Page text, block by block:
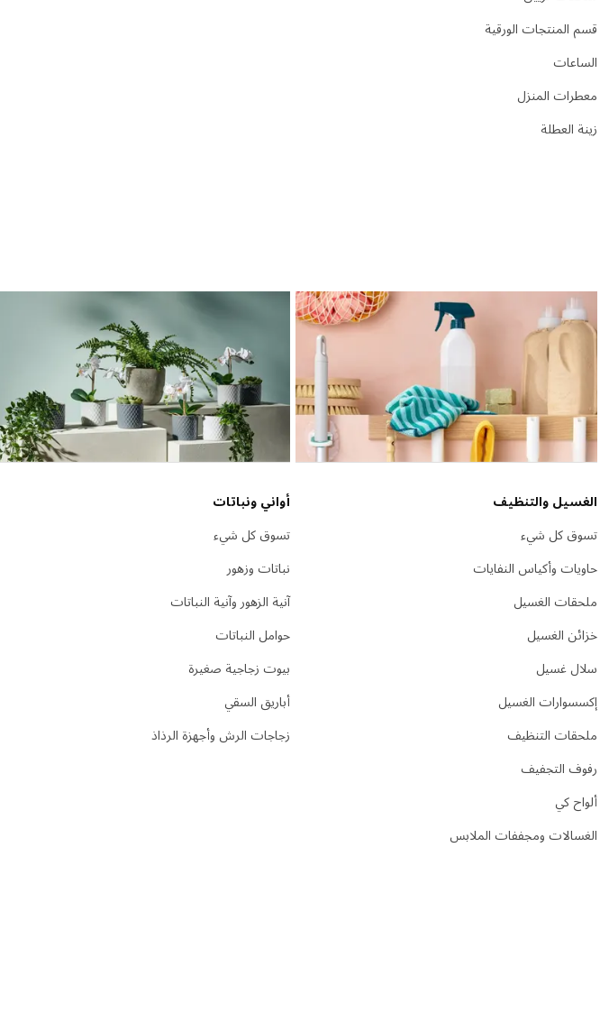
قسم المنتجات الورقية
الساعات
معطرات المنزل
زينة العطلة
الغسيل والتنظيف
تسوق كل شيء
حاويات وأكياس النفايات
ملحقات الغسيل
خزائن الغسيل
سلال غسيل
إكسسوارات الغسيل
ملحقات التنظيف
رفوف التجفيف
ألواح كي
الغسالات ومجففات الملابس
أواني ونباتات
تسوق كل شيء
نباتات وزهور
آنية الزهور وآنية النباتات
حوامل النباتات
بيوت زجاجية صغيرة
أباريق السقي
زجاجات الرش وأجهزة الرذاذ